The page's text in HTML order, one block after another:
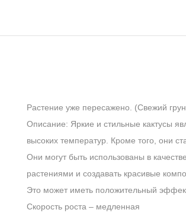
Растение уже пересажено. (Свежий
Описание: Яркие и стильные кактусы
высоких температур. Кроме того, они
Они могут быть использованы в
растениями и создавать красивые
Это может иметь положительный
Скорость роста – медленная